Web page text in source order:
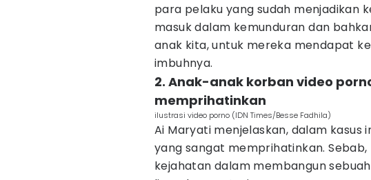
para pelaku yang sudah menjadikan
masuk dalam kemunduran dan
anak kita, untuk mereka mendapat
imbuhnya.
2. Anak-anak korban video
memprihatinkan
ilustrasi video porno (IDN Times/Besse Fadhila)
Ai Maryati menjelaskan, dalam kasus
yang sangat memprihatinkan.
kejahatan dalam membangun